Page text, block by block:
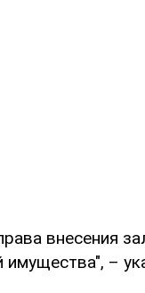
внесения
имущества", –